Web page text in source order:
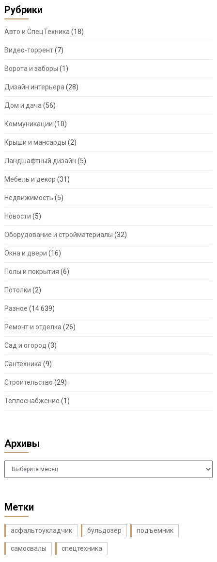
Рубрики
Авто и СпецТехника (18)
Видео-торрент(7)
Ворота и заборы (1)
Дизайн интерьера (28)
Дом и дача (56)
Коммуникации (10)
Крыши и мансарды (2)
Ландшафтный дизайн (5)
Мебель и декор (31)
Недвижимость (5)
Новости (5)
Оборудование и стройматериалы (32)
Окна и двери (16)
Полы и покрытия (6)
Потолки (2)
Разное (14 639)
Ремонт и отделка (26)
Сад и огород (3)
Сантехника (9)
Строительство (29)
Теплоснабжение (1)
Архивы
Архивы
Метки
асфальтоукладчик бульдозер подъемник
самосвалы спецтехника